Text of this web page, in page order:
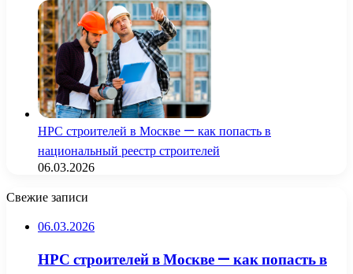
НРС строителей в Москве — как попасть в
национальный реестр строителей
06.03.2026
Свежие записи
06.03.2026
НРС строителей в Москве — как попасть в